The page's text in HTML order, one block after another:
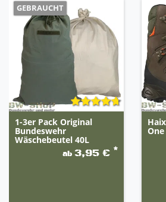
Bitte beachten Sie: Aufgrund der
Stiefeln, ist es uns nicht möglich
abzubilden und genau zu
sind der Abbildung ähnlich und
abweichen.
Bitte richten Sie sich nach der
GEBRAUCHT
1-3er Pack Original
Bundeswehr
Wäschebeutel 40L
ab 3,95 € *
One